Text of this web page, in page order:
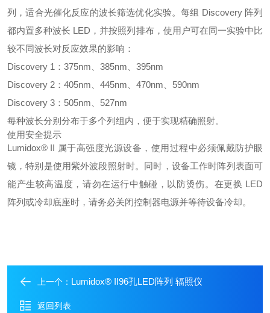
列，适合光催化反应的波长筛选优化实验。每组 Discovery 阵列
都内置多种波长 LED，并按照列排布，使用户可在同一实验中比
较不同波长对反应效果的影响：
Discovery 1：375nm、385nm、395nm
Discovery 2：405nm、445nm、470nm、590nm
Discovery 3：505nm、527nm
每种波长分别分布于多个列组内，便于实现精确照射。
使用安全提示
Lumidox® II 属于高强度光源设备，使用过程中必须佩戴防护眼
镜，特别是使用紫外波段照射时。同时，设备工作时阵列表面可
能产生较高温度，请勿在运行中触碰，以防烫伤。在更换 LED
阵列或冷却底座时，请务必关闭控制器电源并等待设备冷却。
上一个： Lumidox® II96孔LED阵列 辐照仪
返回列表